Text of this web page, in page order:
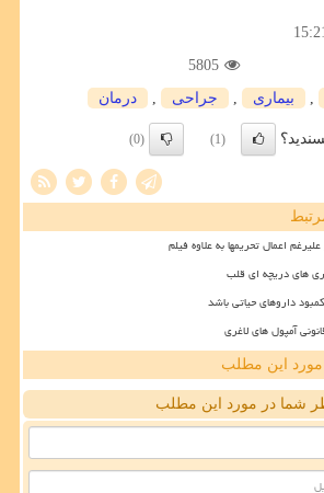
5805
بیماری جراحی درمان
(1)
(0)
اعمال تحریمها به علاوه فیلم
های دریچه ای قلب
داروهای حیاتی باشد
آمپول های لاغری
مورد این مطلب
شما در مورد این مطلب